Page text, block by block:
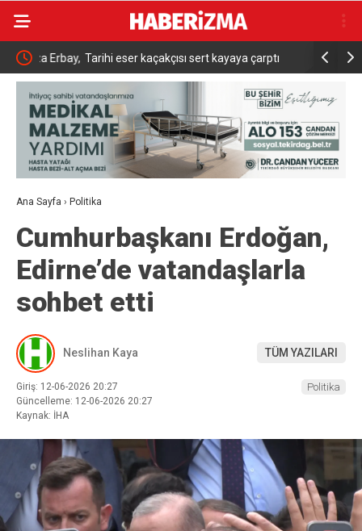
Erbay,
ister”
Tarihi eser kaçakçısı sert kayaya çarptı Bakan
açtı:
Ana Sayfa › Politika
Cumhurbaşkanı Erdoğan,
Edirne’de vatandaşlarla
sohbet etti
Neslihan Kaya TÜM YAZILARI
Giriş: 12-06-2026 20:27
Güncelleme: 12-06-2026 20:27
Kaynak: İHA
Politika